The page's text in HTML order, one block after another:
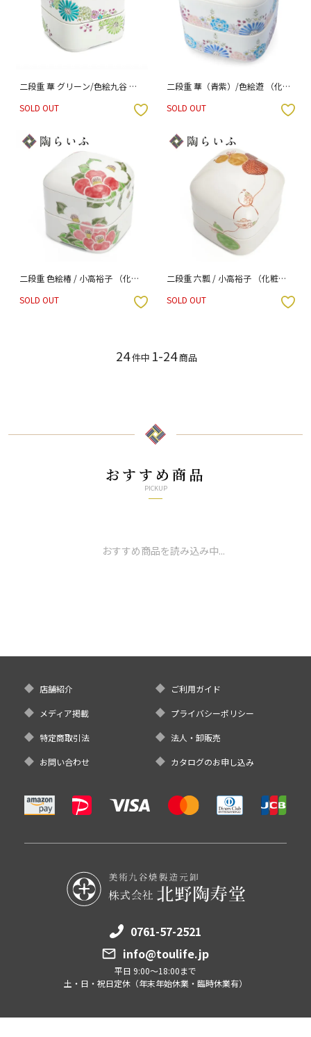
二段重 華 グリーン/色絵九谷 遊
SOLD OUT
二段重 華（青紫）/色絵遊 （化粧
SOLD OUT
お気に入りボタン
二段重 色絵椿 / 小高裕子 （化粧
SOLD OUT
二段重 六瓢 / 小高裕子 （化粧箱
SOLD OUT
お気に入りボタン
24件中 1-24 商品
おすすめ商品
PICKUP
おすすめ商品を読み込み中...
店舗紹介 ご利用ガイド
メディア掲載 プライバシーポリシー
特定商取引法 法人・卸販売
お問い合わせ カタログのお申し込み
0761-57-2521
info@toulife.jp
平日 9:00～18:00まで
土・日・祝日定休（年末年始休業・臨時休業有）